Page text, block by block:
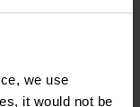
we use
it would not be
und
Bahn.